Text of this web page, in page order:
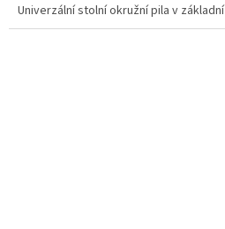
Univerzální stolní okružní pila v